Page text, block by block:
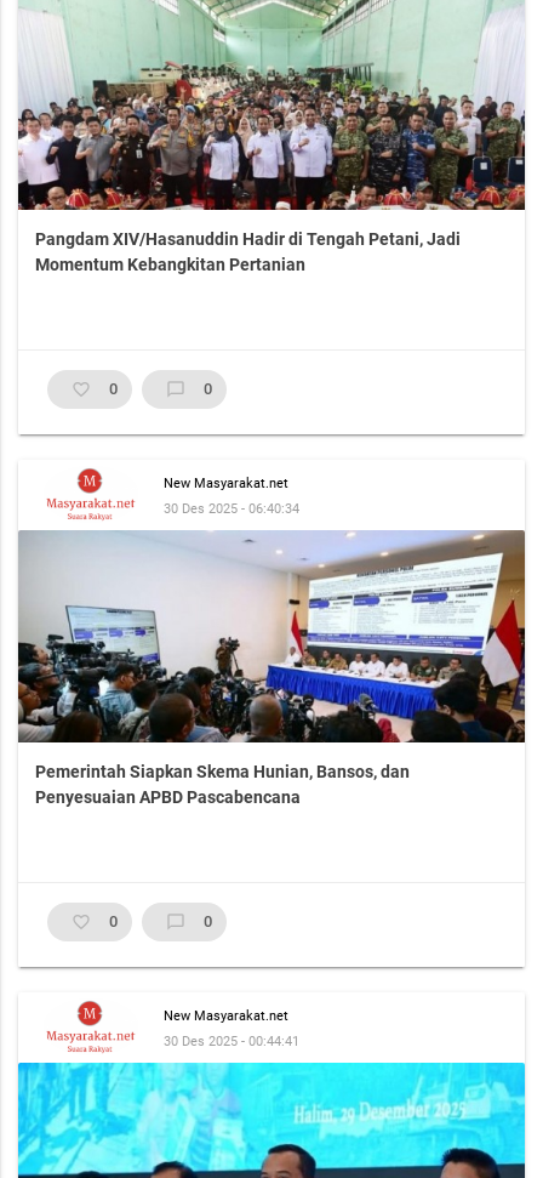
Pangdam XIV/Hasanuddin Hadir di Tengah Petani, Jadi
Momentum Kebangkitan Pertanian
favorite_border 0 chat_bubble_outline 0
New Masyarakat.net
30 Des 2025 - 06:40:34
Pemerintah Siapkan Skema Hunian, Bansos, dan
Penyesuaian APBD Pascabencana
favorite_border 0 chat_bubble_outline 0
New Masyarakat.net
30 Des 2025 - 00:44:41